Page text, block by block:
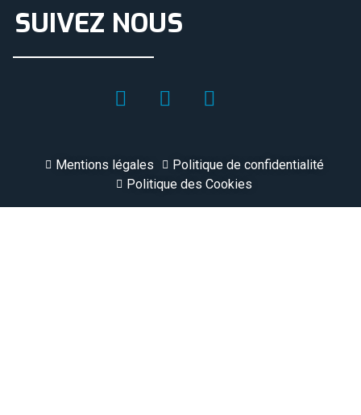
SUIVEZ NOUS
Mentions légales
Politique de confidentialité
Politique des Cookies